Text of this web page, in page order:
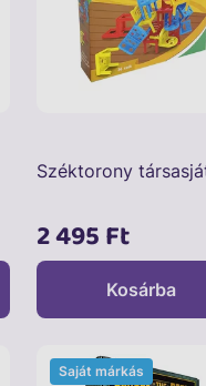
Széktorony
2 495 Ft
Kosárba
Saját márkás